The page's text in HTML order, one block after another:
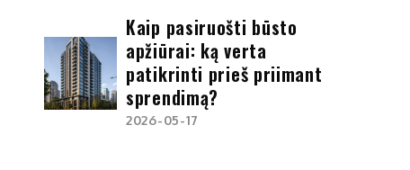
Kaip pasiruošti būsto
apžiūrai: ką verta
patikrinti prieš priimant
sprendimą?
2026-05-17